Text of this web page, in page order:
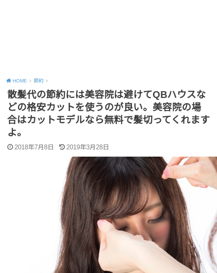
HOME 節約
散髪代の節約には美容院は避けてQBハウスな
どの格安カットを使うのが良い。美容院の場
合はカットモデルなら無料で髪切ってくれます
よ。
2018年7月8日 2019年3月28日